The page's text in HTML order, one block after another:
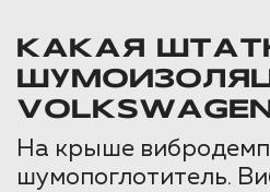
КАКАЯ
На крыше
шумопоглотитель.